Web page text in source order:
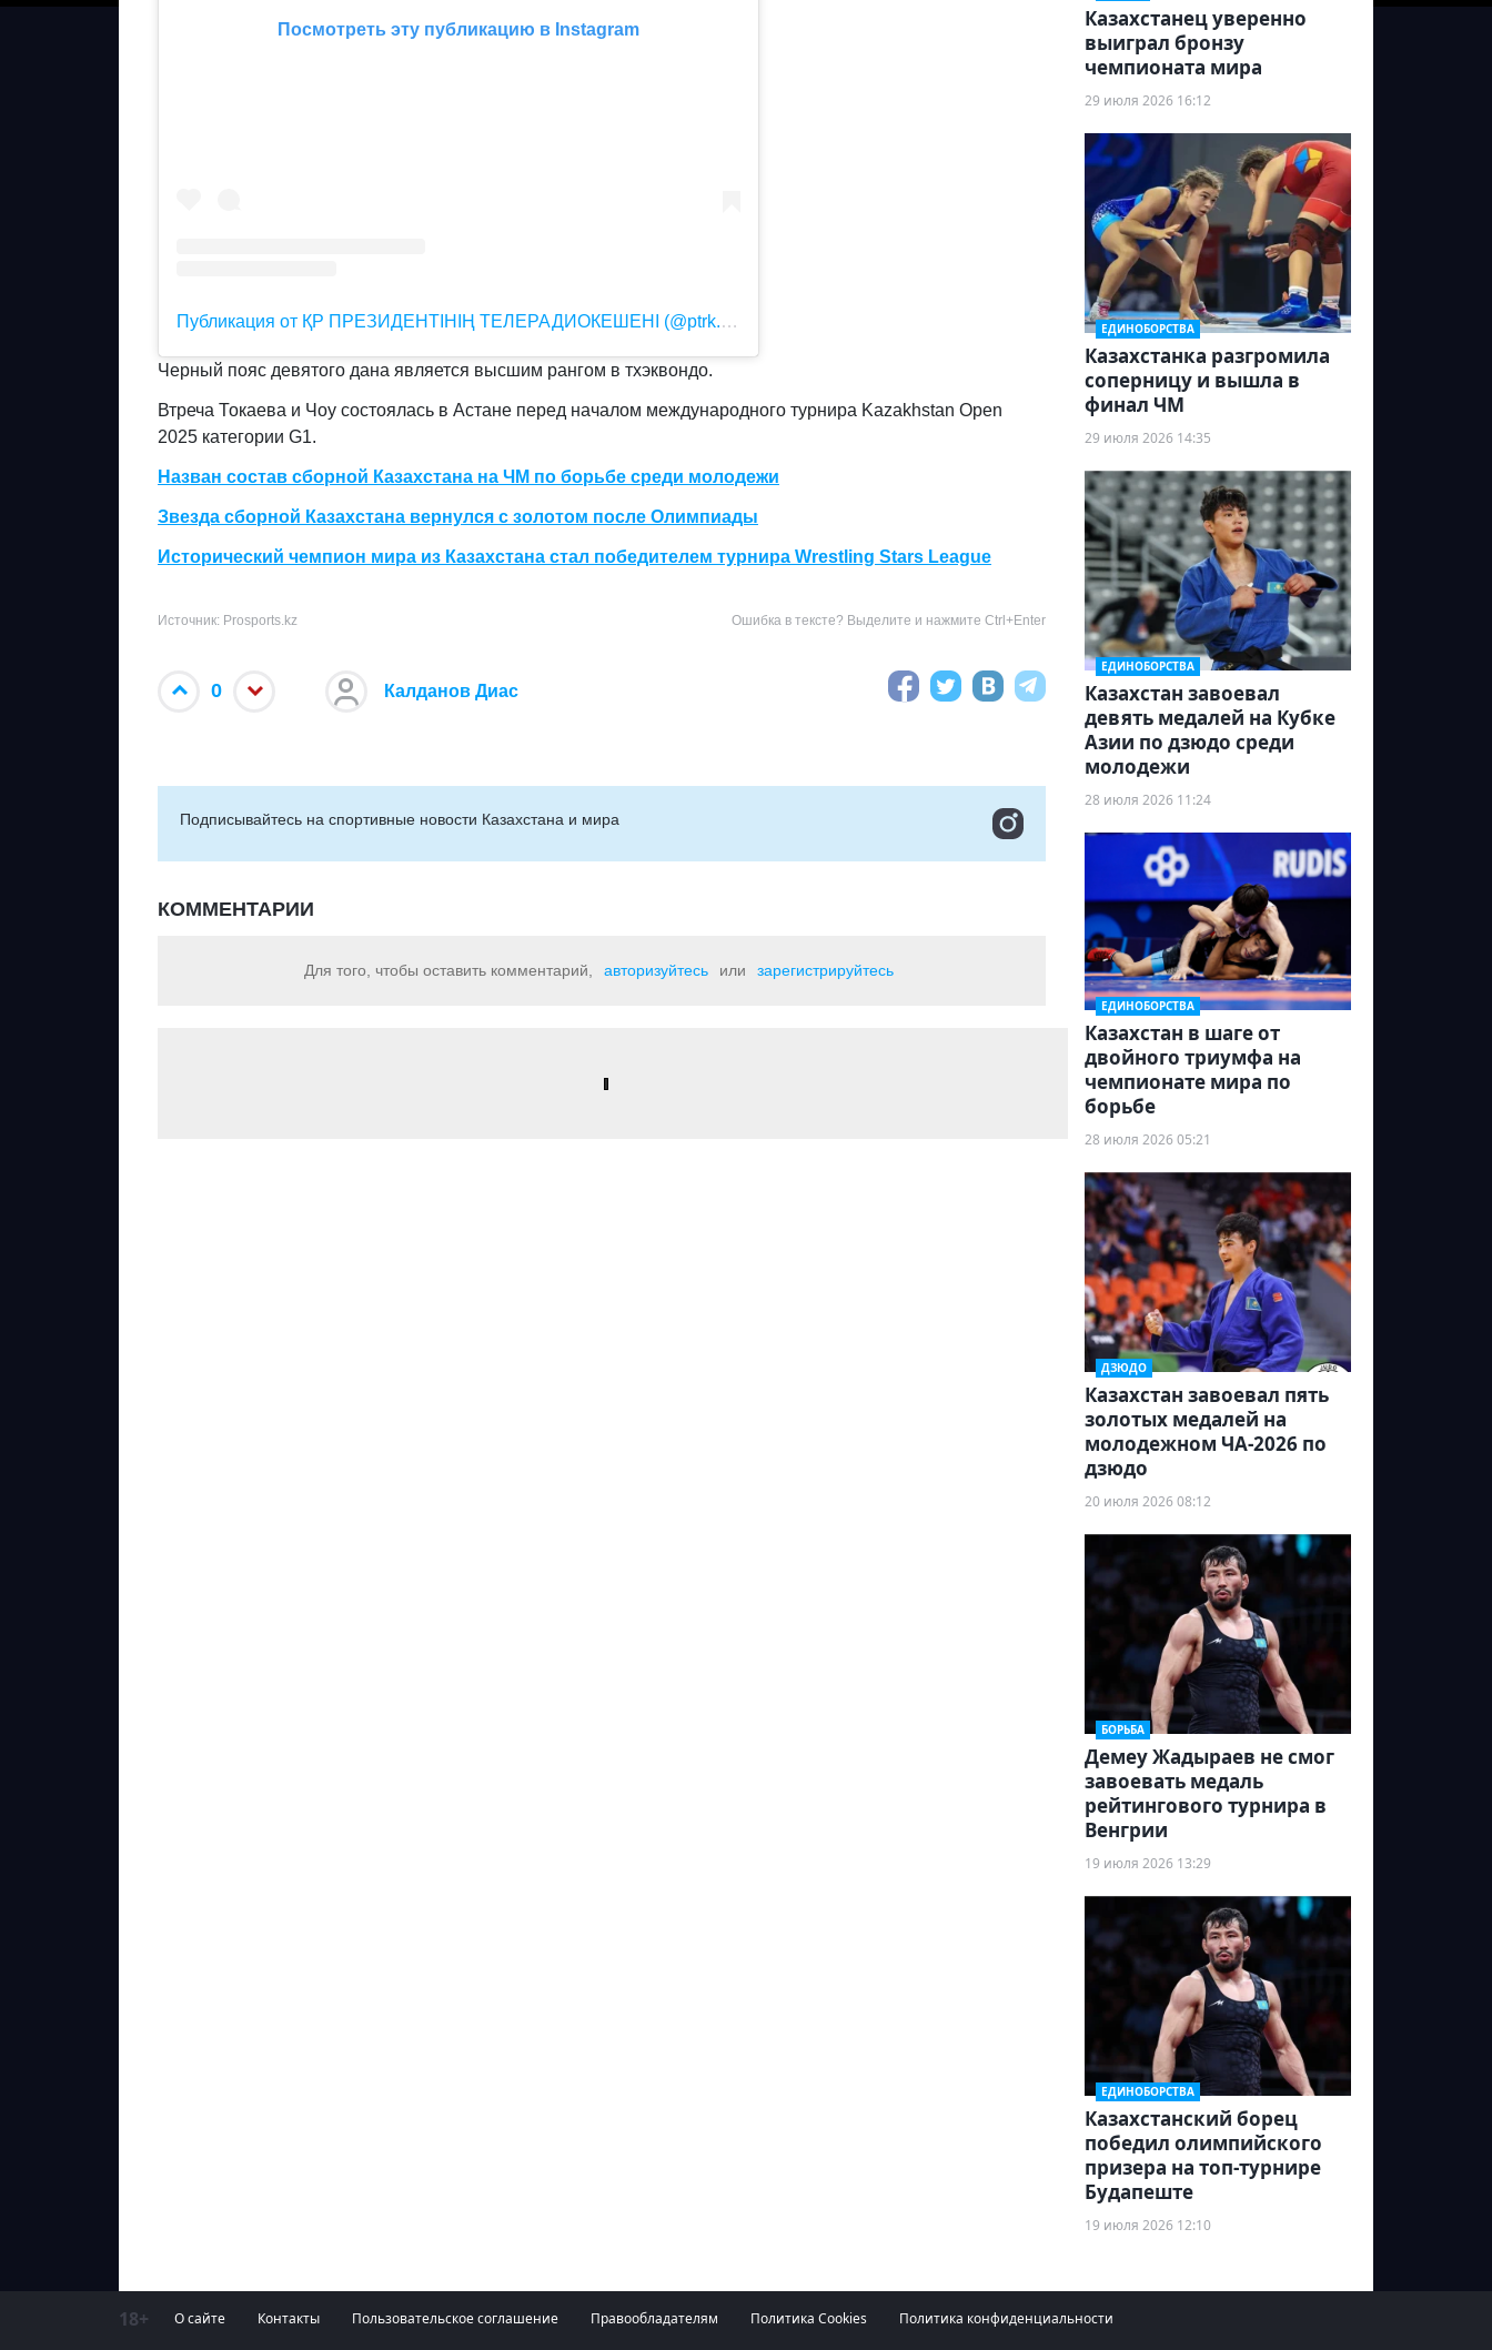
Посмотреть эту публикацию в Instagram
Публикация от ҚР ПРЕЗИДЕНТІНІҢ ТЕЛЕРАДИОКЕШЕНІ (@ptrk.kz)
Черный пояс девятого дана является высшим рангом в тхэквондо.
Втреча Токаева и Чоу состоялась в Астане перед началом международного турнира Kazakhstan Open
2025 категории G1.
Назван состав сборной Казахстана на ЧМ по борьбе среди молодежи
Звезда сборной Казахстана вернулся с золотом после Олимпиады
Исторический чемпион мира из Казахстана стал победителем турнира Wrestling Stars League
Источник: Prosports.kz Ошибка в тексте? Выделите и нажмите Ctrl+Enter
0 Калданов Диас
Подписывайтесь на cпортивные новости Казахстана и мира
КОММЕНТАРИИ
Для того, чтобы оставить комментарий, авторизуйтесь или зарегистрируйтесь
Казахстанец уверенно
выиграл бронзу
чемпионата мира
29 июля 2026 16:12
ЕДИНОБОРСТВА
Казахстанка разгромила
соперницу и вышла в
финал ЧМ
29 июля 2026 14:35
ЕДИНОБОРСТВА
Казахстан завоевал
девять медалей на Кубке
Азии по дзюдо среди
молодежи
28 июля 2026 11:24
ЕДИНОБОРСТВА
Казахстан в шаге от
двойного триумфа на
чемпионате мира по
борьбе
28 июля 2026 05:21
ДЗЮДО
Казахстан завоевал пять
золотых медалей на
молодежном ЧА-2026 по
дзюдо
20 июля 2026 08:12
БОРЬБА
Демеу Жадыраев не смог
завоевать медаль
рейтингового турнира в
Венгрии
19 июля 2026 13:29
ЕДИНОБОРСТВА
Казахстанский борец
победил олимпийского
призера на топ-турнире
Будапеште
19 июля 2026 12:10
18+ О сайте Контакты Пользовательское соглашение Правообладателям Политика Cookies Политика конфиденциальности